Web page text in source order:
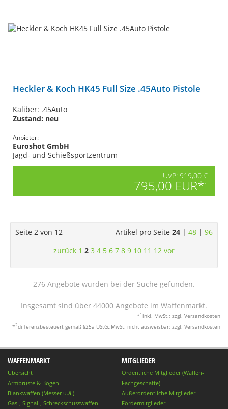
Heckler & Koch HK45 Full Size​ .45Auto Pistole
Kaliber: .45Auto
Zustand: neu
Anbieter:
Euroshot GmbH
Jagd- und Schießsportzentrum
UVP: 919,00 €
795,00 EUR*1
Artikel pro Seite 24 | 48 | 96
Seite 2 von 12
zurück 1 2 3 4 5 6 7 8 9 10 11 12 vor
276 Angebote wurden bei der Suche gefunden.
Insgesamt sind über 44000 Angebote im Waffenmarkt.
* 1 inkl. MwSt.; zzgl. Versandkosten
*2differenzbesteuert gemäß §25a UStG.;MwSt. nicht ausweisbar; zzgl. Versandkosten
WAFFENMARKT
Übersicht
Armbrüste & Bögen
Blankwaffen (Messer u.ä.)
Gas-, Signal-, Schreckschusswaffen
MITGLIEDER
Ordentliche Mitglieder (Waffen-
Fachgeschäfte)
Außerordentliche Mitglieder
Fördermitglieder